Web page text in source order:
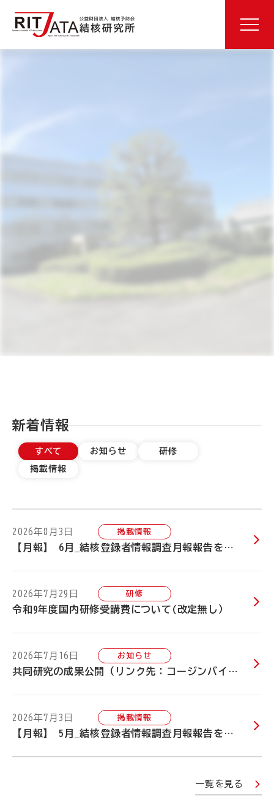
新着情報
すべて お知らせ 研修
掲載情報
2026年8月3日 掲載情報
【月報】 6月_結核登録者情報調査月報報告を掲載いたしました
2026年7月29日 研修
令和9年度国内研修受講費について(改定無し）
2026年7月16日 お知らせ
共同研究の成果公開（リンク先：コージンバイオ株式会社）
2026年7月3日 掲載情報
【月報】 5月_結核登録者情報調査月報報告を掲載いたしました
一覧を見る